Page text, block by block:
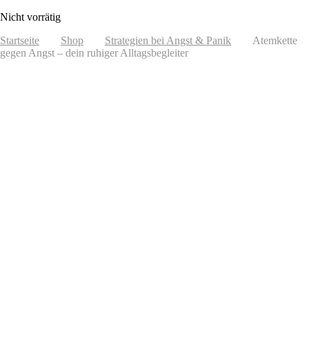
Nicht vorrätig
Startseite
Shop Strategien bei Angst & Panik
Atemkette
gegen Angst – dein ruhiger Alltagsbegleiter